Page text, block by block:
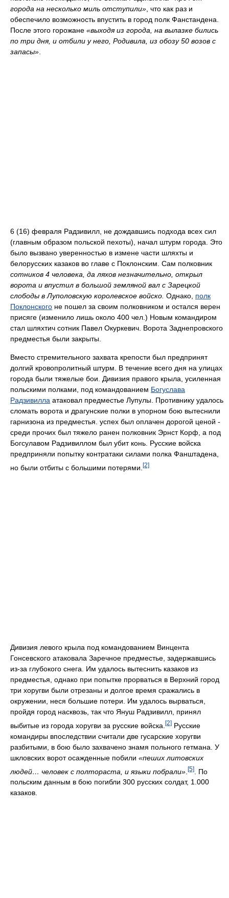
города на несколько миль отступили», что как раз и
обеспечило возможность впустить в город полк Фанстандена.
После этого горожане «выходя из города, на вылазке бились
по три дня, и отбили у него, Родивила, из обозу 50 возов с
запасы».
6 (16) февраля Радзивилл, не дождавшись подхода всех сил
(главным образом польской пехоты), начал штурм города. Это
было вызвано уверенностью в измене части шляхты и
белорусских казаков во главе с Поклонским. Сам полковник
сотников 4 человека, да ляхов незначительно, открыл
ворота и впустил в большой земляной вал с Зарецкой
слободы в Луполовскую королевское войско. Однако, полк
Поклонского не пошел за своим полковником и остался верен
присяге (изменило лишь около 400 чел.) Новым командиром
стал шляхтич сотник Павел Окуркевич. Ворота Заднепровского
предместья были закрыты.
Вместо стремительного захвата крепости был предпринят
долгий кровопролитный штурм. В течение всего дня на улицах
города были тяжелые бои. Дивизия правого крыла, усиленная
польскими полками, под командованием Богуслава
Радзивилла атаковал предместье Лупулы. Противнику удалось
сломать ворота и драгунские полки в упорном бою вытеснили
гарнизона из предместья. успех был оплачен дорогой ценой -
среди прочих был тяжело ранен полковник Эрнст Корф, а под
Богсулавом Радзивиллом был убит конь. Русские войска
предприняли попытку контратаки силами полка Фанштадена,
но были отбиты с большими потерями. [2]
Дивизия левого крыла под командованием Винцента
Гонсевского атаковала Заречное предместье, задержавшись
из-за глубокого снега. Им удалось вытеснить казаков из
предместья, однако при попытке прорваться в Верхний город
три хоругви были отрезаны и долгое время сражались в
окружении, неся большие потери. Им удалось вырваться,
пройдя город насквозь, так что Януш Радзивилл, принял
выбитые из города хоругви за русские войска. [2] Русские
командиры впоследствии считали две гусарские хоругви
разбитыми, в бою было захвачено знамя польного гетмана. У
шкловских ворот осажденные побили «пеших литовских
людей… человек с полтораста, и языки побрали» [5]
. По
польским данным в бою погибли 300 русских солдат, 1.000
казаков.